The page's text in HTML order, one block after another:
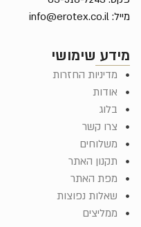
מידע שימושי
מדיניות החזרות
אודות
בלוג
צרו קשר
משלוחים
תקנון האתר
מפת האתר
שאלות נפוצות
ממליצים
מייל: info@erotex.co.il